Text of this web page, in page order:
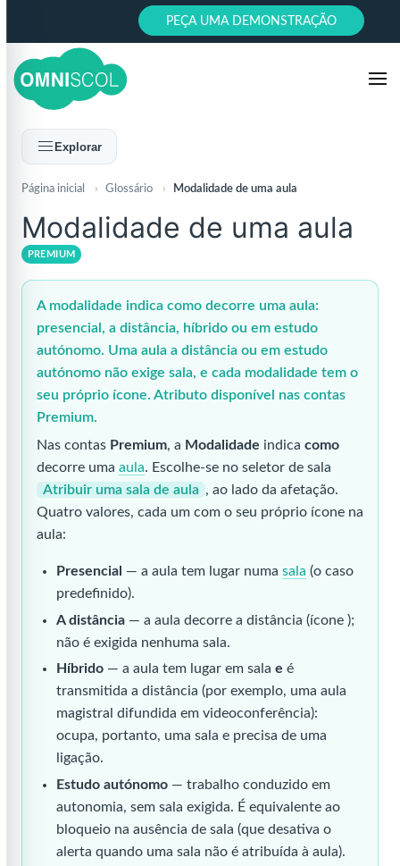
PEÇA UMA DEMONSTRAÇÃO
Explorar
Página inicial › Glossário › Modalidade de uma aula
Modalidade de uma aula
PREMIUM
A modalidade indica como decorre uma aula:
presencial, a distância, híbrido ou em estudo
autónomo. Uma aula a distância ou em estudo
autónomo não exige sala, e cada modalidade tem o
seu próprio ícone. Atributo disponível nas contas
Premium.
Nas contas Premium, a Modalidade indica como
decorre uma aula. Escolhe-se no seletor de sala
Atribuir uma sala de aula , ao lado da afetação.
Quatro valores, cada um com o seu próprio ícone na
aula:
Presencial — a aula tem lugar numasala (o caso
predefinido).
A distância — a aula decorre a distância (ícone );
não é exigida nenhuma sala.
Híbrido — a aula tem lugar em salae é
transmitida a distância (por exemplo, uma aula
magistral difundida em videoconferência):
ocupa, portanto, uma sala e precisa de uma
ligação.
Estudo autónomo — trabalho conduzido em
autonomia, sem sala exigida. É equivalente ao
bloqueio na ausência de sala (que desativa o
alerta quando uma sala não é atribuída à aula).